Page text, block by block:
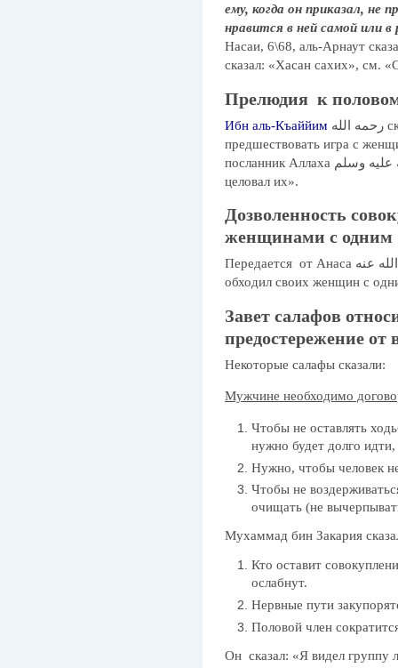
ему, когда он приказал, не
нравится в ней самой или
Насаи, 6\68, аль-Арнаут
сказал: «Хасан сахих», см.
Прелюдия к
Ибн аль-Къаййим
предшествовать игра с
посланник Аллаха صلى الله عليه وسلم играл со своими женами и
целовал их».
Дозволенность
женщинами с одним
Передается от Анаса رضي الله عنه, что пророк صلى الله عليه وسلم
обходил своих женщин с
Завет салафов
предостережение от
Некоторые салафы сказали:
Мужчине необходимо
Чтобы не оставлять
нужно будет долго
Нужно, чтобы человек
Чтобы не
очищать (не
Мухаммад бин Закария
Кто оставит
ослабнут.
Нервные пути
Половой член
Он сказал: «Я видел группу